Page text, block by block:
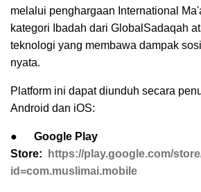
melalui penghargaan International
kategori Ibadah dari GlobalSadaqah
teknologi yang membawa dampak
nyata.
Platform ini dapat diunduh secara
Android dan iOS:
● Google Play
Store:
https://play.google.com/
id=com.muslimai.mobile